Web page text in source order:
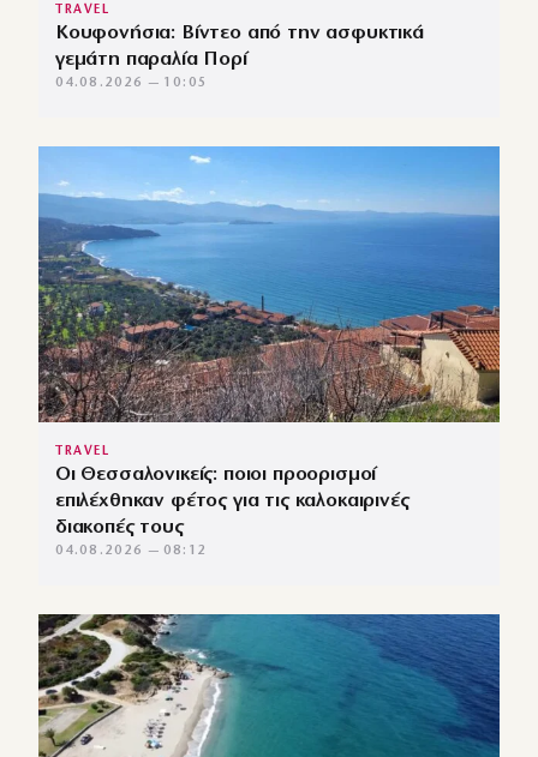
TRAVEL
Κουφονήσια: Βίντεο από την ασφυκτικά
γεμάτη παραλία Πορί
04.08.2026 — 10:05
TRAVEL
Οι Θεσσαλονικείς: ποιοι προορισμοί
επιλέχθηκαν φέτος για τις καλοκαιρινές
διακοπές τους
04.08.2026 — 08:12